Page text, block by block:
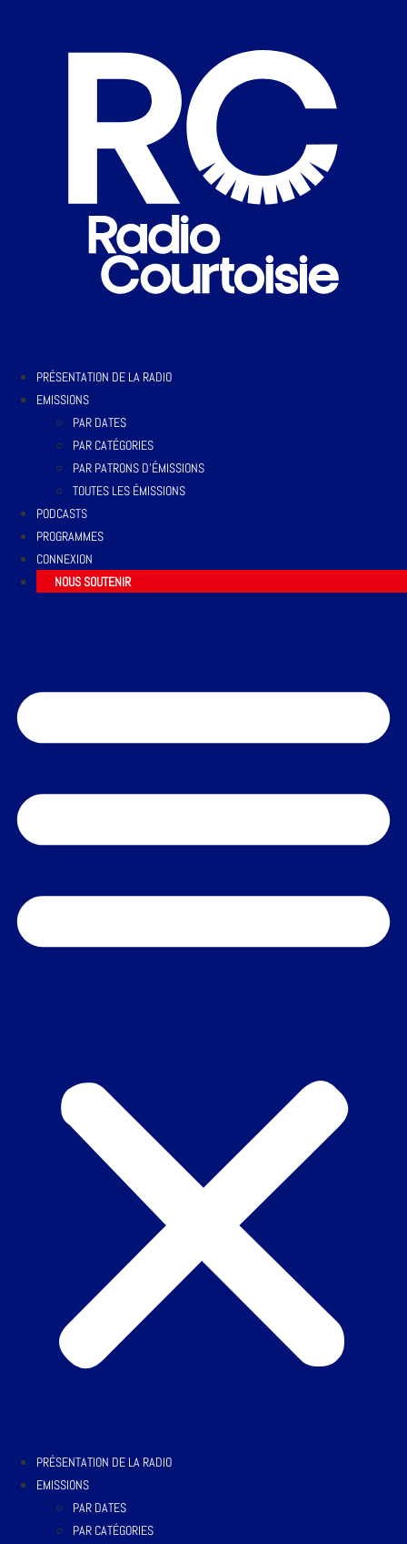
PRÉSENTATION DE LA RADIO
EMISSIONS
PAR DATES
PAR CATÉGORIES
PAR PATRONS D’ÉMISSIONS
TOUTES LES ÉMISSIONS
PODCASTS
PROGRAMMES
CONNEXION
NOUS SOUTENIR
PRÉSENTATION DE LA RADIO
EMISSIONS
PAR DATES
PAR CATÉGORIES